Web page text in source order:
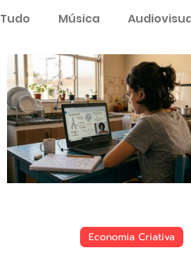
Tudo Música
Artes Agricultura
Podcast Varietà
Aventura
Economia Criativa